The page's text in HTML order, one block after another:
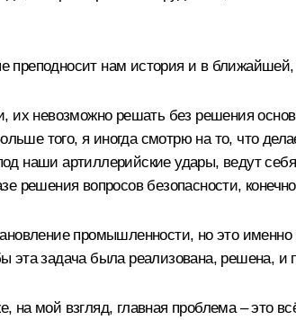
нам история и в ближайшей,
их невозможно решать без решения
того, я иногда смотрю на то, что
наши артиллерийские удары, ведут
решения вопросов безопасности,
промышленности, но это
эта задача была реализована, решена,
на мой взгляд, главная проблема – это